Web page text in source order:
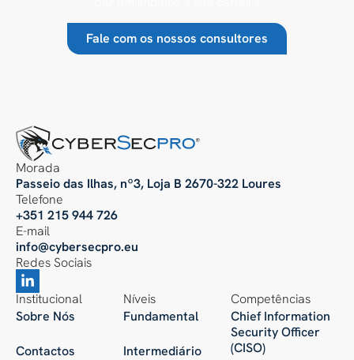
Fale com os nossos consultores
Morada
Passeio das Ilhas, nº3, Loja B 2670-322 Loures
Telefone
+351 215 944 726
E-mail
info@cybersecpro.eu
Redes Sociais
Institucional
Sobre Nós
Contactos
Níveis
Fundamental
Intermediário
Competências
Chief Information
Security Officer
(CISO)